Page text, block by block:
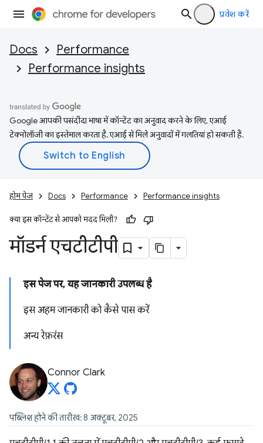
प्रवेश करें
Docs
Performance
Performance insights
Google आपकी पसंदीदा भाषा में कॉन्टेंट का अनुवाद करने के लिए, एआई
टेक्नोलॉजी का इस्तेमाल करता है. एआई से मिले अनुवादों में गलतियां हो सकती हैं.
होम पेज Docs Performance Performance insights
क्या इस कॉन्टेंट से आपको मदद मिली?
मॉडर्न एचटीटीपी
इस पेज पर, यह जानकारी उपलब्ध है
इस अहम जानकारी को कैसे पास करें
अन्य रेफ़रंस
Connor Clark
पब्लिश होने की तारीख: 8 अक्टूबर, 2025